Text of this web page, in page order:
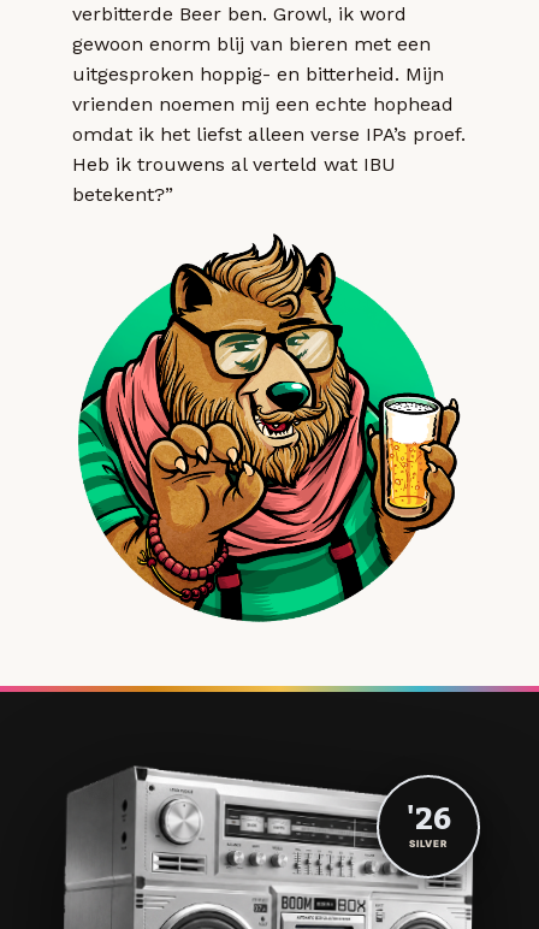
verbitterde Beer ben. Growl, ik word
gewoon enorm blij van bieren met een
uitgesproken hoppig- en bitterheid. Mijn
vrienden noemen mij een echte hophead
omdat ik het liefst alleen verse IPA’s proef.
Heb ik trouwens al verteld wat IBU
betekent?”
'26
SILVER